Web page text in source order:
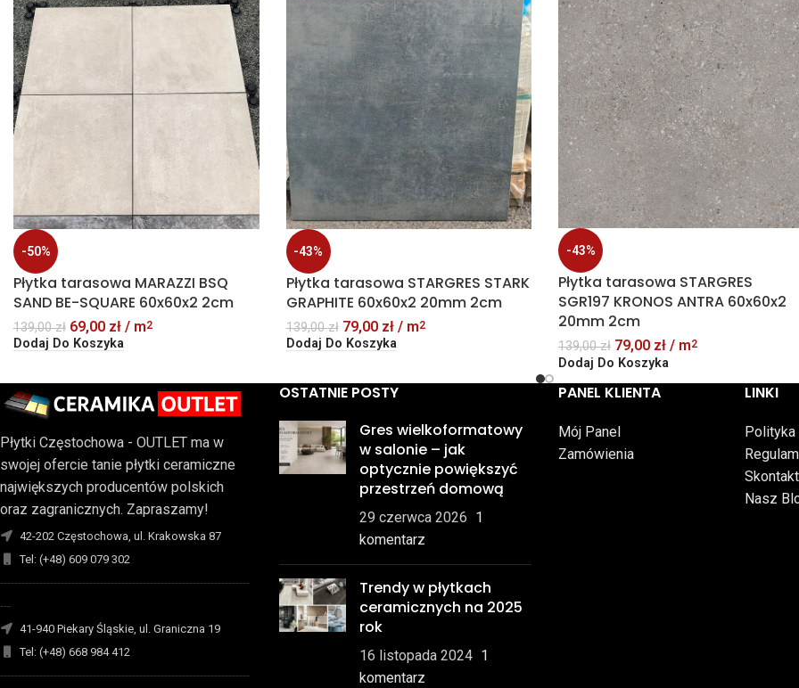
-50%
Płytka tarasowa MARAZZI BSQ
SAND BE-SQUARE 60x60x2 2cm
139,00zł 69,00 zł / m2
Dodaj Do Koszyka
-43%
Płytka tarasowa STARGRES STARK
GRAPHITE 60x60x2 20mm 2cm
139,00zł 79,00 zł / m2
Dodaj Do Koszyka
-43%
Płytka tarasowa STARGRES
SGR197 KRONOS ANTRA 60x60x2
20mm 2cm
139,00zł 79,00 zł / m2
Dodaj Do Koszyka
Płytki Częstochowa - OUTLET ma w
swojej ofercie tanie płytki ceramiczne
największych producentów polskich
oraz zagranicznych. Zapraszamy!
42-202 Częstochowa, ul. Krakowska 87
Tel: (+48) 609 079 302
----------------------------------------------------------------------
---
41-940 Piekary Śląskie, ul. Graniczna 19
Tel: (+48) 668 984 412
----------------------------------------------------------------------
OSTATNIE POSTY
Gres wielkoformatowy
w salonie – jak
optycznie powiększyć
przestrzeń domową
29 czerwca 2026 1
komentarz
Trendy w płytkach
ceramicznych na 2025
rok
16 listopada 2024 1
komentarz
PANEL KLIENTA
Mój Panel
Zamówienia
LINKI
Polityka
Nasz